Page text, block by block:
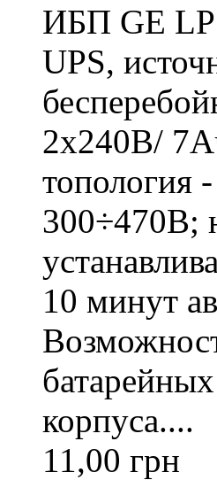
ИБП GE LP
UPS,
2х240В/
топология
300÷470В;
10 минут
корпуса....
11,00 грн